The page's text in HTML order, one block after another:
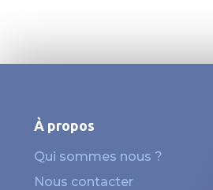
À propos
Qui sommes nous ?
Nous contacter